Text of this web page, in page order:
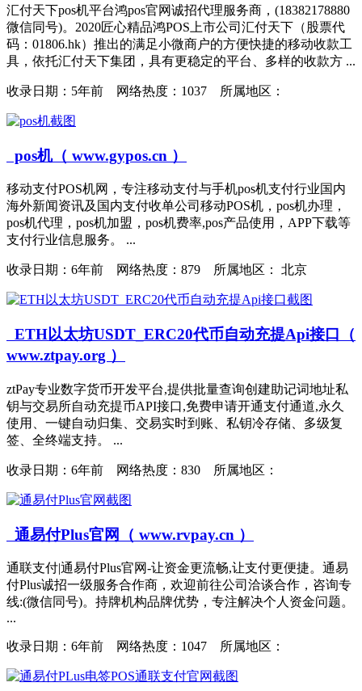
汇付天下pos机平台鸿pos官网诚招代理服务商，(18382178880
微信同号)。2020匠心精品鸿POS上市公司汇付天下（股票代
码：01806.hk）推出的满足小微商户的方便快捷的移动收款工
具，依托汇付天下集团，具有更稳定的平台、多样的收款方 ...
收录日期： 5年前 网络热度：1037 所属地区：
pos机（ www.gypos.cn ）
移动支付POS机网，专注移动支付与手机pos机支付行业国内
海外新闻资讯及国内支付收单公司移动POS机，pos机办理，
pos机代理，pos机加盟，pos机费率,pos产品使用，APP下载等
支付行业信息服务。 ...
收录日期： 6年前 网络热度：879 所属地区： 北京
ETH以太坊USDT_ERC20代币自动充提Api接口（
www.ztpay.org ）
ztPay专业数字货币开发平台,提供批量查询创建助记词地址私
钥与交易所自动充提币API接口,免费申请开通支付通道,永久
使用、一键自动归集、交易实时到账、私钥冷存储、多级复
签、全终端支持。 ...
收录日期： 6年前 网络热度：830 所属地区：
通易付Plus官网（ www.rvpay.cn ）
通联支付|通易付Plus官网-让资金更流畅,让支付更便捷。通易
付Plus诚招一级服务合作商，欢迎前往公司洽谈合作，咨询专
线:(微信同号)。持牌机构品牌优势，专注解决个人资金问题。
...
收录日期： 6年前 网络热度：1047 所属地区：